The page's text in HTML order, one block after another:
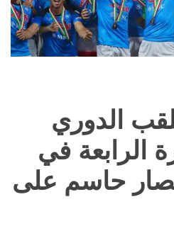
الدوري
الرابعة في
حاسم على